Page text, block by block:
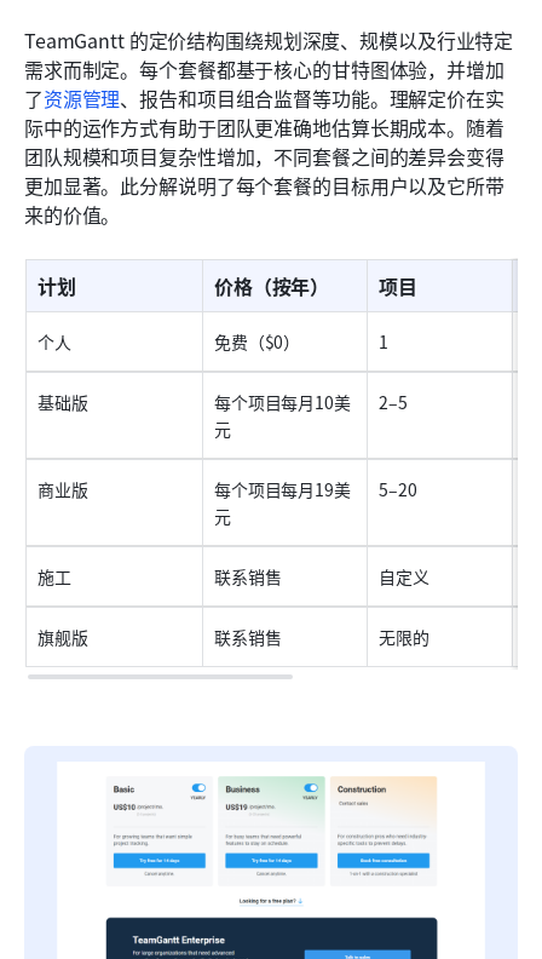
TeamGantt 的定价结构围绕规划深度、规模以及行业特定
需求而制定。每个套餐都基于核心的甘特图体验，并增加
了资源管理、报告和项目组合监督等功能。理解定价在实
际中的运作方式有助于团队更准确地估算长期成本。随着
团队规模和项目复杂性增加，不同套餐之间的差异会变得
更加显著。此分解说明了每个套餐的目标用户以及它所带
来的价值。
计划 价格（按年） 项目
个人 免费（$0） 1
基础版
每个项目每月10美
元
2–5
商业版
每个项目每月19美
元
5–20
施工 联系销售 自定义
旗舰版 联系销售 无限的